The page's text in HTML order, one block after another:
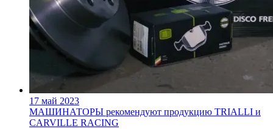
17 май 2023
МАШИНАТОРЫ рекомендуют продукцию TRIALLI и
CARVILLE RACING